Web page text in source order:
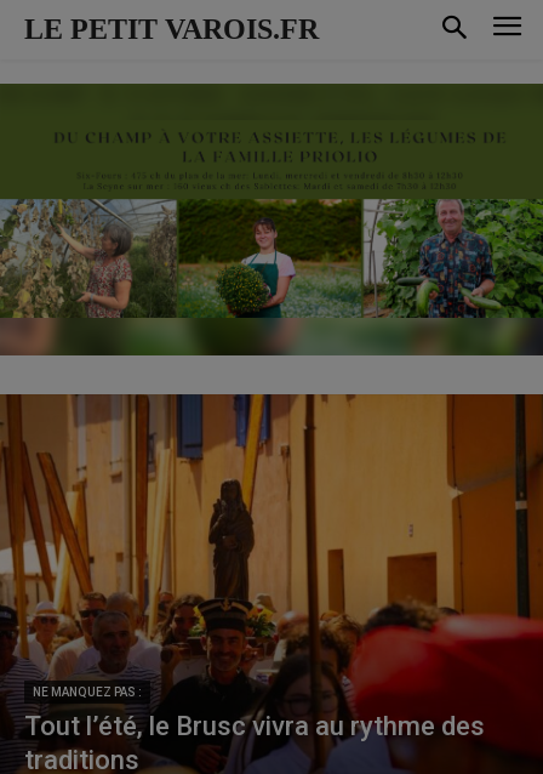
LE PETIT VAROIS.FR
NE MANQUEZ PAS :
Tout l’été, le Brusc vivra au rythme des
traditions